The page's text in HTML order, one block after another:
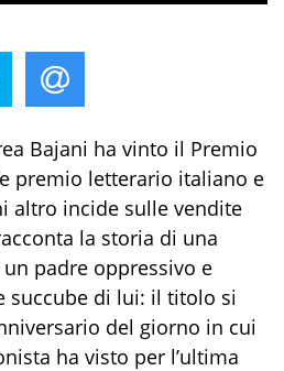
Bajani ha vinto il Premio
premio letterario italiano e
altro incide sulle vendite
la storia di una
padre oppressivo e
succube di lui: il titolo si
del giorno in cui
ha visto per l’ultima